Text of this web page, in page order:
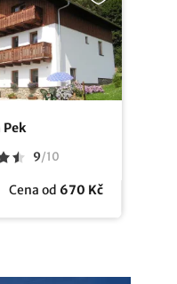
Pek
9/10
Cena od 670 Kč